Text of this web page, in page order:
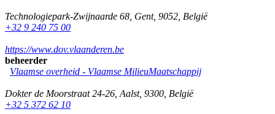
Technologiepark-Zwijnaarde 68 Gent, 9052 België
+32 9 240 75 00
https://www.dov.vlaanderen.be
beheerder
Vlaamse overheid - Vlaamse MilieuMaatschappij
Dokter de Moorstraat 24-26 Aalst, 9300 België
+32 5 372 62 10